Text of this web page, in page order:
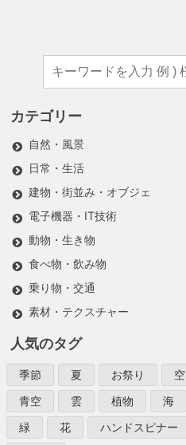
カテゴリー
自然・風景
日常・生活
建物・街並み・オブジェ
電子機器・IT技術
動物・生き物
食べ物・飲み物
乗り物・交通
素材・テクスチャー
人気のタグ
季節 夏 お祭り 空
青空
雲 植物 海
緑
花 ハンドスピナー